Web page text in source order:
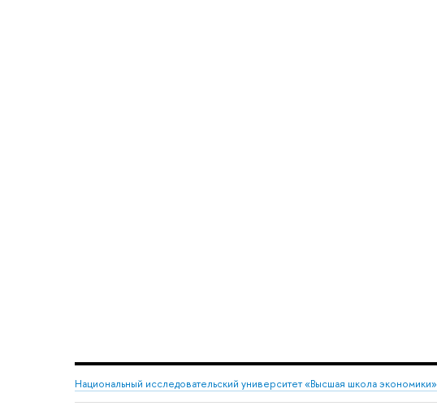
Национальный исследовательский университет «Высшая школа экономики»